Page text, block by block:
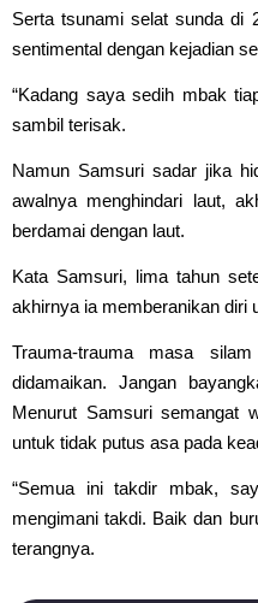
Serta tsunami selat sunda di
sentimental dengan kejadian
“Kadang saya sedih mbak
sambil terisak.
Namun Samsuri sadar jika
awalnya menghindari laut,
berdamai dengan laut.
Kata Samsuri, lima tahun
akhirnya ia memberanikan diri
Trauma-trauma masa
didamaikan. Jangan
Menurut Samsuri semangat
untuk tidak putus asa pada
“Semua ini takdir mbak,
mengimani takdi. Baik dan
terangnya.